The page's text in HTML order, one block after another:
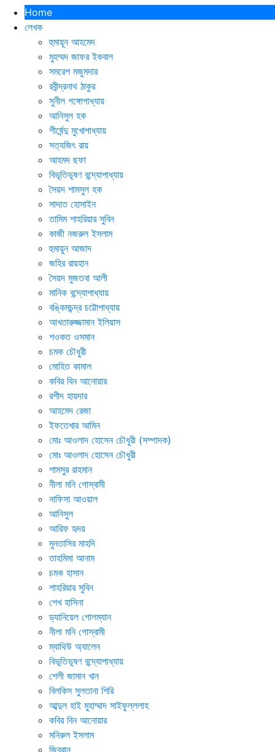
Home
লেখক
হুমায়ূন আহমেদ
মুহম্মদ জাফর ইকবাল
সমরেশ মজুমদার
রবীন্দ্রনাথ ঠাকুর
সুনীল গঙ্গোপাধ্যায়
আনিসুল হক
শীর্ষেন্দু মুখোপাধ্যায়
সত্যজিৎ রায়
আহমদ ছফা
বিভূতিভূষণ বন্দ্যোপাধ্যায়
সৈয়দ শামসুল হক
সাদাত হোসাইন
তামিম শাহরিয়ার সুবিন
কাজী নজরুল ইসলাম
হুমায়ুন আজাদ
জহির রায়হান
সৈয়দ মুজতবা আলী
মানিক বন্দ্যোপাধ্যায়
বঙ্কিমচন্দ্র চট্টোপাধ্যায়
আখতারুজ্জামান ইলিয়াস
শওকত ওসমান
চমক চৌধুরী
মোহিত কামাল
কবির বিন আনোয়ার
রশীদ হায়দার
আহমেদ রেজা
ইফতেখার আমিন
মোঃ আওলাদ হোসেন চৌধুরী (সম্পাদক)
মোঃ আওলাদ হোসেন চৌধুরী
শামসুর রাহমান
নীলা মনি গোস্বামী
নাফিসা আওয়াল
আনিসুল
আরিফ হৃদয়
মুনতাসির মাহদি
তাহমিমা আনাম
চমক হাসান
শাহরিয়ার সুবিন
শেখ হাসিনা
ড্যানিয়েল গোলম্যান
নীলা মনি গোস্বামী
ম্যাথিউ অ্যালেন
বিভূতিভূষণ বন্দ্যোপাধ্যায়
শেলী জামান খান
বিলকিস সুলতানা শিরি
আব্দুল হাই মুহাম্মাদ সাইফুল্ললাহ
কবির বিন আনোয়ার
মনিরুল ইসলাম
জিব্রান